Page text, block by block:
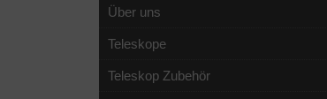
Über uns
Teleskope
Teleskop Zubehör